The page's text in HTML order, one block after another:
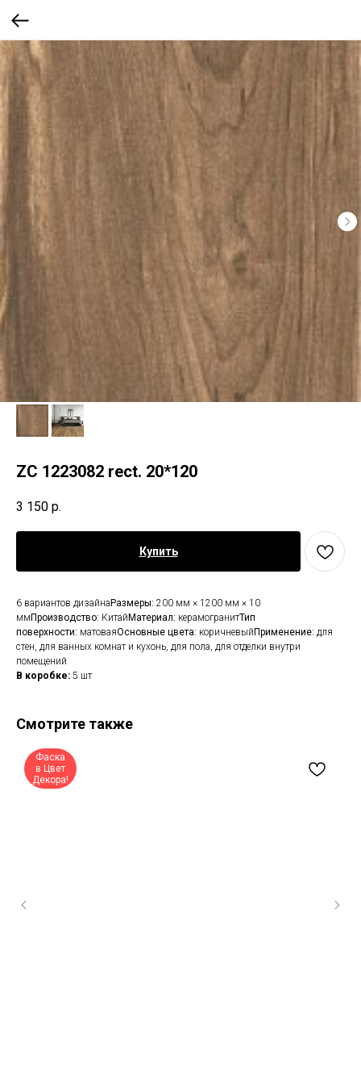
ZC 1223082 rect. 20*120
3 150 р.
Купить
6 вариантов дизайна Размеры: 200 мм × 1200 мм × 10
мм Производство: Китай Материал: керамогранитТип
поверхности: матоваяОсновные цвета: коричневый Применение: для
стен, для ванных комнат и кухонь, для пола, для отделки внутри
помещений
В коробке: 5 шт
Смотрите также
Фаска
в Цвет
Декора!